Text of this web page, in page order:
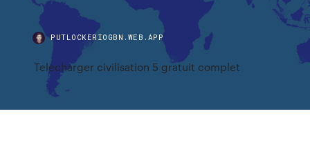
PUTLOCKERIOGBN.WEB.APP
Telecharger civilisation 5 gratuit complet